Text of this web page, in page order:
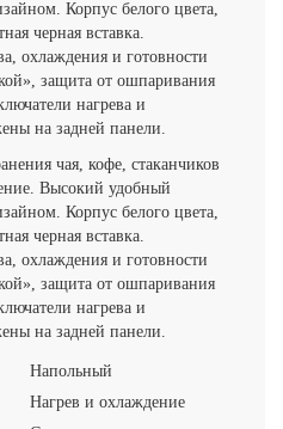
Корпус белого цвета,
черная вставка.
охлаждения и готовности
защита от ошпаривания
нагрева и
на задней панели.
чая, кофе, стаканчиков
Высокий удобный
Корпус белого цвета,
черная вставка.
охлаждения и готовности
защита от ошпаривания
нагрева и
на задней панели.
Напольный
Нагрев и охлаждение